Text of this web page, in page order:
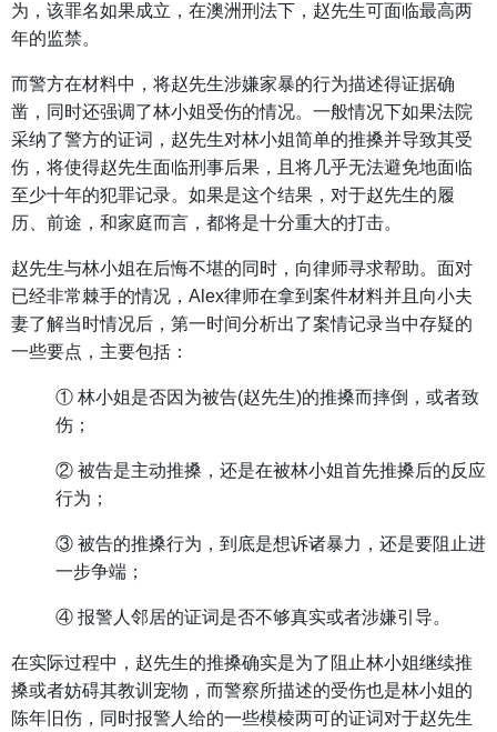
为，该罪名如果成立，在澳洲刑法下，赵先生可面临最高两
年的监禁。
而警方在材料中，将赵先生涉嫌家暴的行为描述得证据确
凿，同时还强调了林小姐受伤的情况。一般情况下如果法院
采纳了警方的证词，赵先生对林小姐简单的推搡并导致其受
伤，将使得赵先生面临刑事后果，且将几乎无法避免地面临
至少十年的犯罪记录。如果是这个结果，对于赵先生的履
历、前途，和家庭而言，都将是十分重大的打击。
赵先生与林小姐在后悔不堪的同时，向律师寻求帮助。面对
已经非常棘手的情况，Alex律师在拿到案件材料并且向小夫
妻了解当时情况后，第一时间分析出了案情记录当中存疑的
一些要点，主要包括：
① 林小姐是否因为被告(赵先生)的推搡而摔倒，或者致
伤；
② 被告是主动推搡，还是在被林小姐首先推搡后的反应
行为；
③ 被告的推搡行为，到底是想诉诸暴力，还是要阻止进
一步争端；
④ 报警人邻居的证词是否不够真实或者涉嫌引导。
在实际过程中，赵先生的推搡确实是为了阻止林小姐继续推
搡或者妨碍其教训宠物，而警察所描述的受伤也是林小姐的
陈年旧伤，同时报警人给的一些模棱两可的证词对于赵先生